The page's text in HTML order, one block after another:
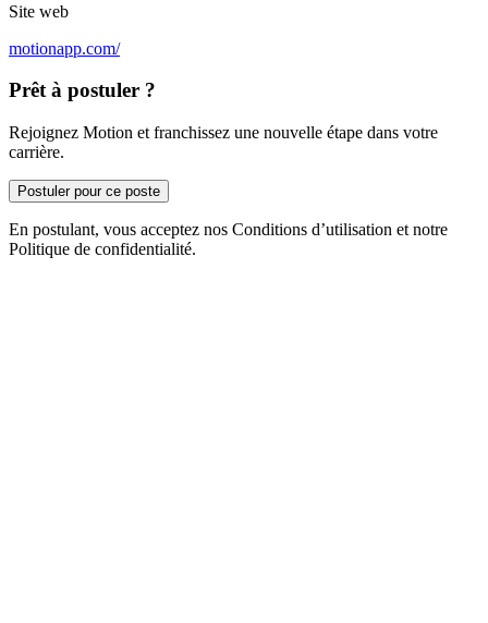
Site web
motionapp.com/
Prêt à postuler ?
Rejoignez Motion et franchissez une nouvelle étape dans votre
carrière.
Postuler pour ce poste
En postulant, vous acceptez nos Conditions d’utilisation et notre
Politique de confidentialité.